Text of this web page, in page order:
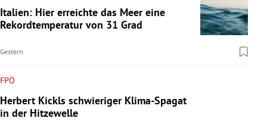
Italien: Hier erreichte das Meer eine
Rekordtemperatur von 31 Grad
Gestern
FPÖ
Herbert Kickls schwieriger Klima-Spagat
in der Hitzewelle